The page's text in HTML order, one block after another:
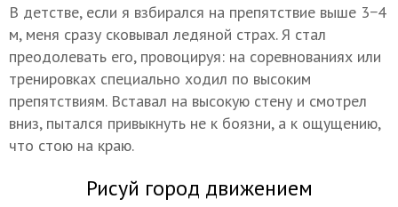
В детстве, если я взбирался на препятствие выше 3−4
м, меня сразу сковывал ледяной страх. Я стал
преодолевать его, провоцируя: на соревнованиях или
тренировках специально ходил по высоким
препятствиям. Вставал на высокую стену и смотрел
вниз, пытался привыкнуть не к боязни, а к ощущению,
что стою на краю.
Рисуй город движением